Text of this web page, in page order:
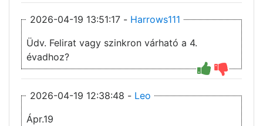
2026-04-19 13:51:17 - Harrows111
Üdv. Felirat vagy szinkron várható a 4.
évadhoz?
2026-04-19 12:38:48 - Leo
Ápr.19